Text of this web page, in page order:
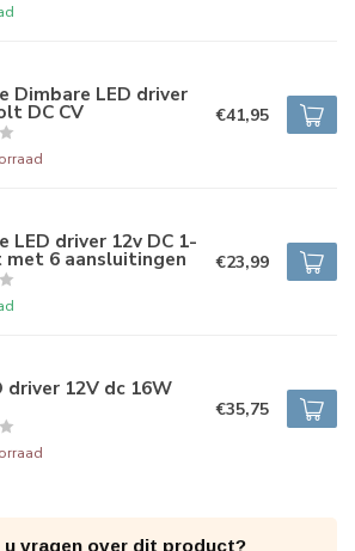
Dimbare LED driver
DC CV €41,95
LED driver 12v DC 1-
6 aansluitingen €23,99
driver 12V dc 16W
€35,75
u vragen over dit product?